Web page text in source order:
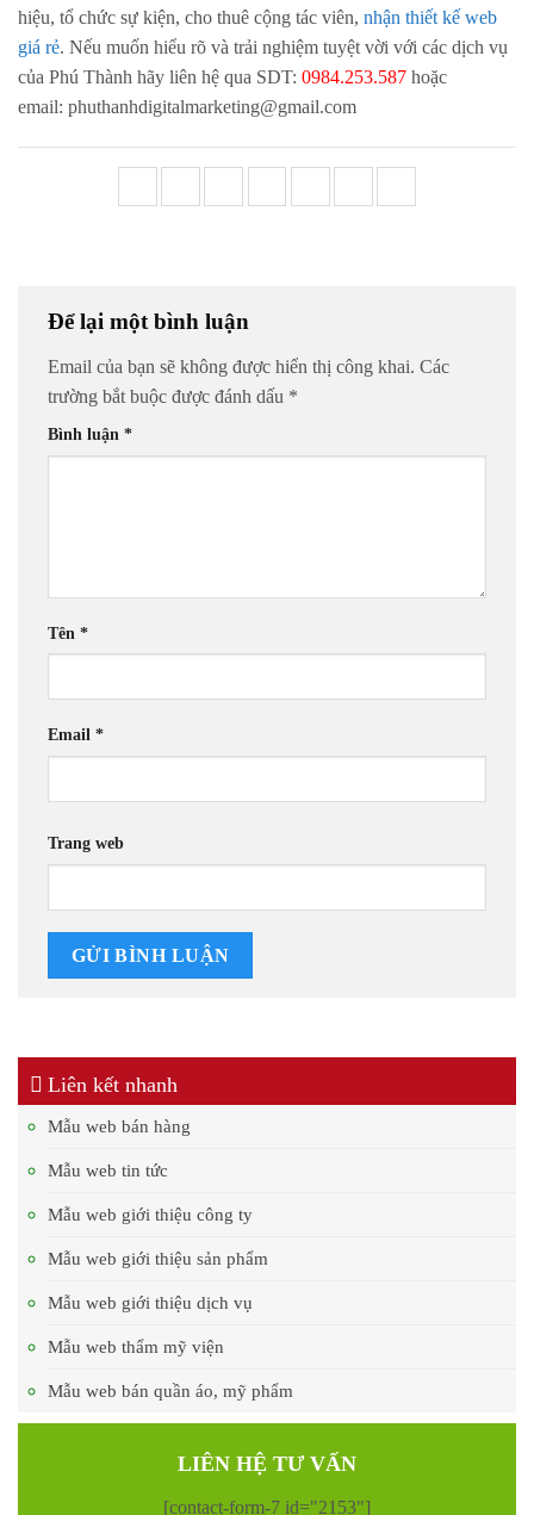
hiệu, tổ chức sự kiện, cho thuê cộng tác viên, nhận thiết kế web
giá rẻ. Nếu muốn hiểu rõ và trải nghiệm tuyệt vời với các dịch vụ
của Phú Thành hãy liên hệ qua SDT: 0984.253.587 hoặc
email: phuthanhdigitalmarketing@gmail.com
Để lại một bình luận
Email của bạn sẽ không được hiển thị công khai. Các
trường bắt buộc được đánh dấu *
Bình luận *
Tên *
Email *
Trang web
Liên kết nhanh
Mẫu web bán hàng
Mẫu web tin tức
Mẫu web giới thiệu công ty
Mẫu web giới thiệu sản phẩm
Mẫu web giới thiệu dịch vụ
Mẫu web thẩm mỹ viện
Mẫu web bán quần áo, mỹ phẩm
LIÊN HỆ TƯ VẤN
[contact-form-7 id="2153"]